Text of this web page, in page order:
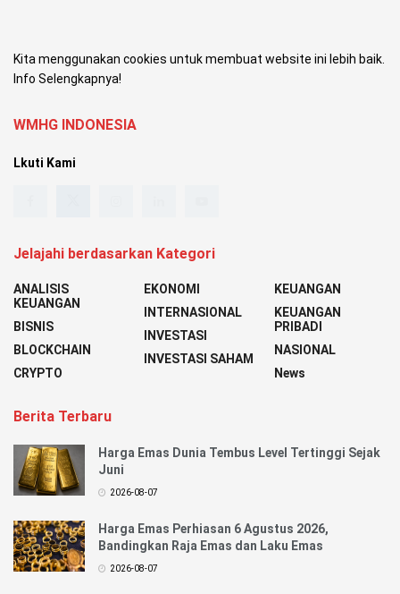
Kita menggunakan cookies untuk membuat website ini lebih baik.
Info Selengkapnya!
WMHG INDONESIA
Lkuti Kami
Jelajahi berdasarkan Kategori
ANALISIS
KEUANGAN
BISNIS
BLOCKCHAIN
CRYPTO
EKONOMI
INTERNASIONAL
INVESTASI
INVESTASI SAHAM
KEUANGAN
KEUANGAN
PRIBADI
NASIONAL
News
Berita Terbaru
Harga Emas Dunia Tembus Level Tertinggi Sejak
Juni
2026-08-07
Harga Emas Perhiasan 6 Agustus 2026,
Bandingkan Raja Emas dan Laku Emas
2026-08-07